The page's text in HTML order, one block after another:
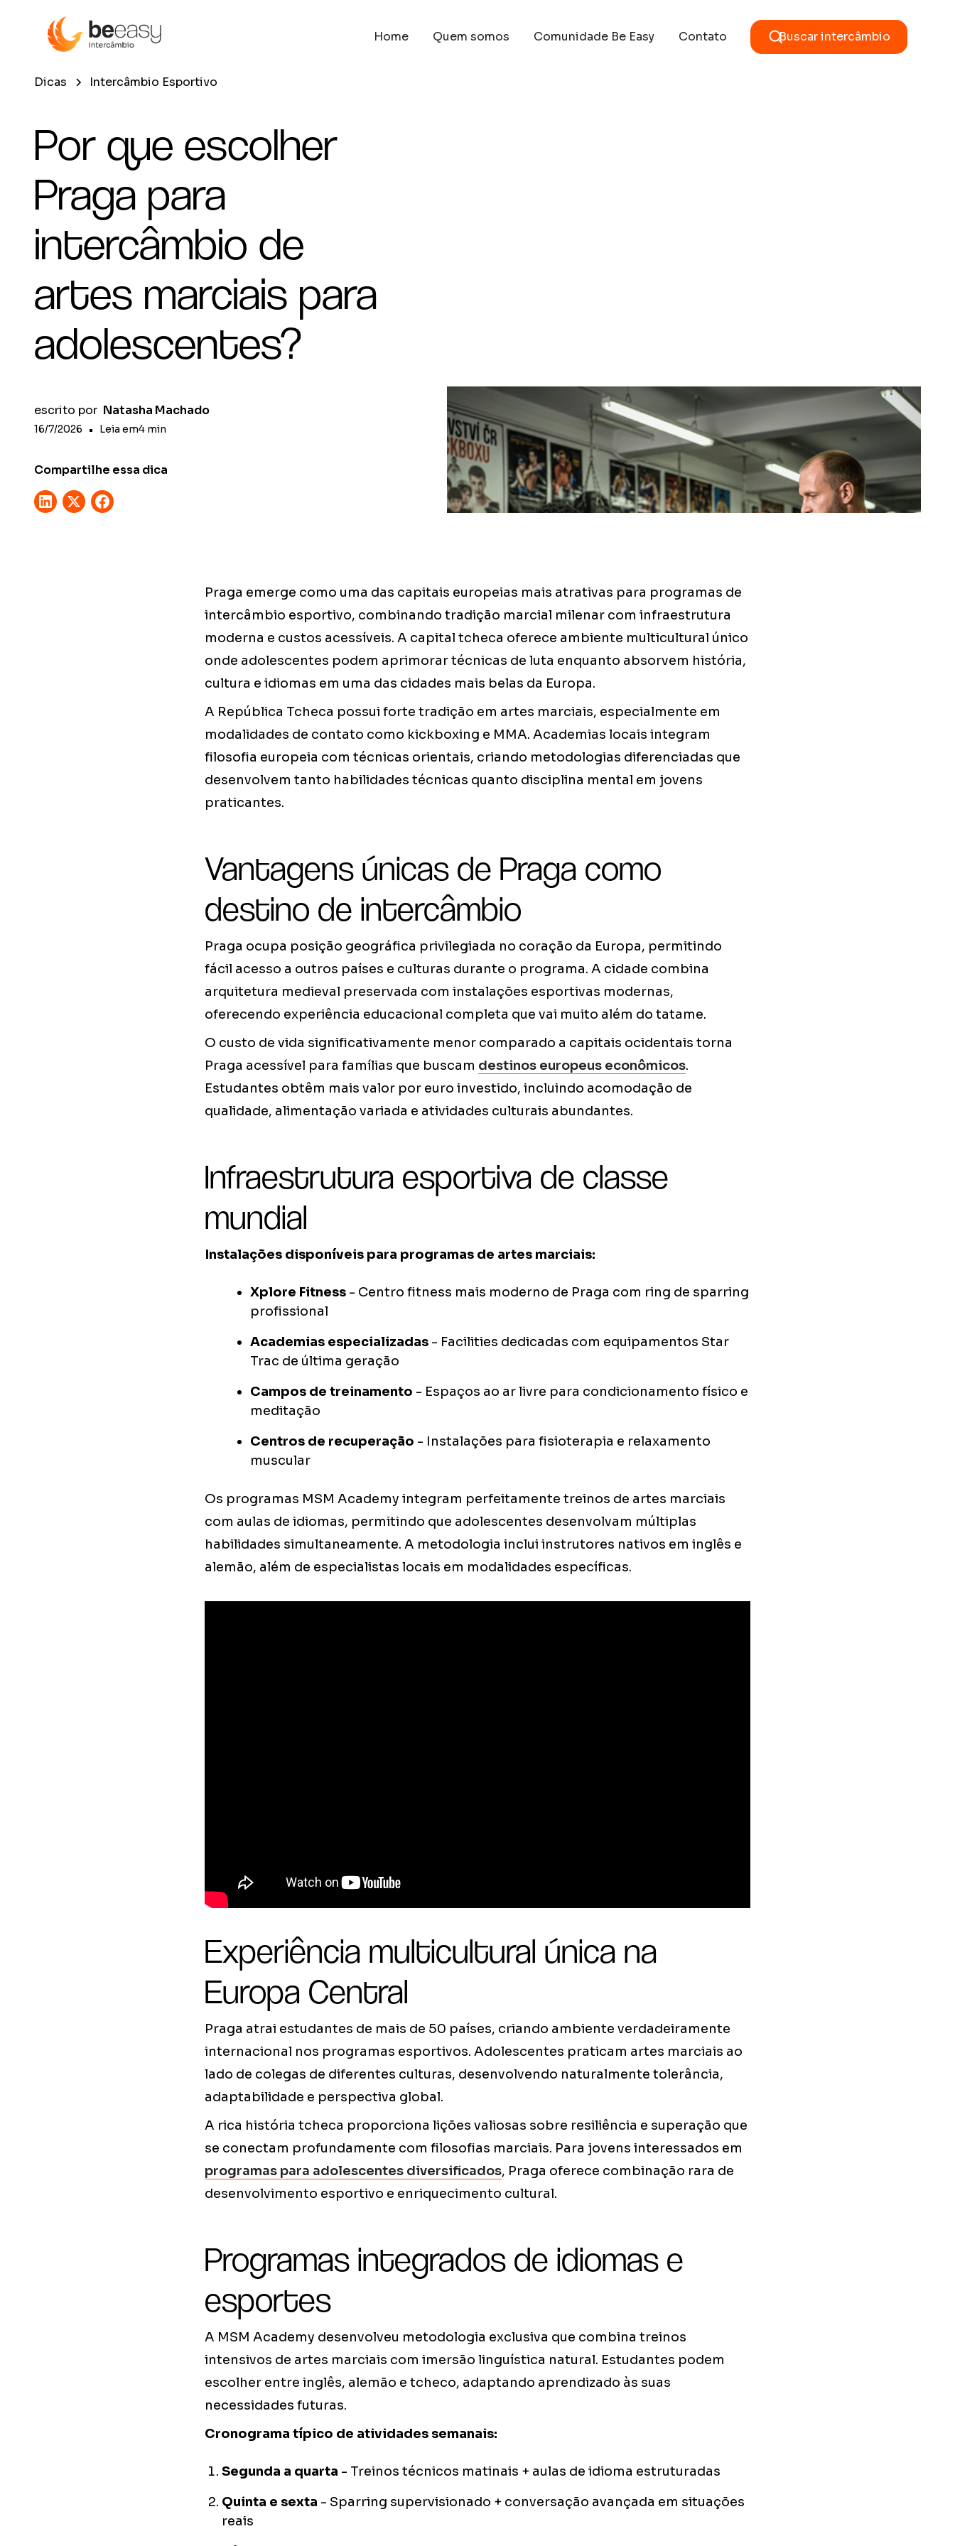
Home Quem somos Comunidade Be Easy Contato Buscar intercâmbio
Dicas Intercâmbio Esportivo
Por que escolher
Praga para
intercâmbio de
artes marciais para
adolescentes?
escrito por Natasha Machado
16/7/2026 • Leia em4 min
Compartilhe essa dica
Praga emerge como uma das capitais europeias mais atrativas para programas de
intercâmbio esportivo, combinando tradição marcial milenar com infraestrutura
moderna e custos acessíveis. A capital tcheca oferece ambiente multicultural único
onde adolescentes podem aprimorar técnicas de luta enquanto absorvem história,
cultura e idiomas em uma das cidades mais belas da Europa.
A República Tcheca possui forte tradição em artes marciais, especialmente em
modalidades de contato como kickboxing e MMA. Academias locais integram
filosofia europeia com técnicas orientais, criando metodologias diferenciadas que
desenvolvem tanto habilidades técnicas quanto disciplina mental em jovens
praticantes.
Vantagens únicas de Praga como
destino de intercâmbio
Praga ocupa posição geográfica privilegiada no coração da Europa, permitindo
fácil acesso a outros países e culturas durante o programa. A cidade combina
arquitetura medieval preservada com instalações esportivas modernas,
oferecendo experiência educacional completa que vai muito além do tatame.
O custo de vida significativamente menor comparado a capitais ocidentais torna
Praga acessível para famílias que buscam destinos europeus econômicos.
Estudantes obtêm mais valor por euro investido, incluindo acomodação de
qualidade, alimentação variada e atividades culturais abundantes.
Infraestrutura esportiva de classe
mundial
Instalações disponíveis para programas de artes marciais:
Xplore Fitness - Centro fitness mais moderno de Praga com ring de sparring
profissional
Academias especializadas - Facilities dedicadas com equipamentos Star
Trac de última geração
Campos de treinamento - Espaços ao ar livre para condicionamento físico e
meditação
Centros de recuperação - Instalações para fisioterapia e relaxamento
muscular
Os programas MSM Academy integram perfeitamente treinos de artes marciais
com aulas de idiomas, permitindo que adolescentes desenvolvam múltiplas
habilidades simultaneamente. A metodologia inclui instrutores nativos em inglês e
alemão, além de especialistas locais em modalidades específicas.
Experiência multicultural única na
Europa Central
Praga atrai estudantes de mais de 50 países, criando ambiente verdadeiramente
internacional nos programas esportivos. Adolescentes praticam artes marciais ao
lado de colegas de diferentes culturas, desenvolvendo naturalmente tolerância,
adaptabilidade e perspectiva global.
A rica história tcheca proporciona lições valiosas sobre resiliência e superação que
se conectam profundamente com filosofias marciais. Para jovens interessados em
programas para adolescentes diversificados, Praga oferece combinação rara de
desenvolvimento esportivo e enriquecimento cultural.
Programas integrados de idiomas e
esportes
A MSM Academy desenvolveu metodologia exclusiva que combina treinos
intensivos de artes marciais com imersão linguística natural. Estudantes podem
escolher entre inglês, alemão e tcheco, adaptando aprendizado às suas
necessidades futuras.
Cronograma típico de atividades semanais:
Segunda a quarta - Treinos técnicos matinais + aulas de idioma estruturadas
Quinta e sexta - Sparring supervisionado + conversação avançada em situações
reais